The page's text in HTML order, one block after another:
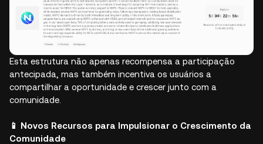
Esta estrutura não apenas recompensa a participação
antecipada, mas também incentiva os usuários a
compartilhar a oportunidade e crescer junto com a
comunidade.
📱 Novos Recursos para Impulsionar o Crescimento da
Comunidade